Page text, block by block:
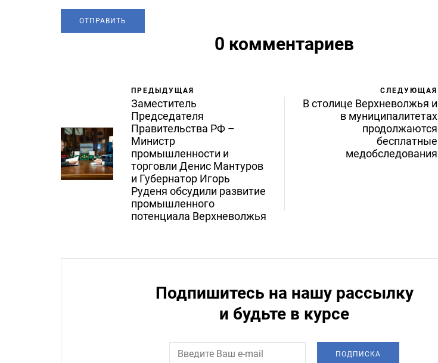
0 комментариев
ПРЕДЫДУЩАЯ
Заместитель
Председателя
Правительства РФ –
Министр
промышленности и
торговли Денис Мантуров
и Губернатор Игорь
Руденя обсудили развитие
промышленного
потенциала Верхневолжья
СЛЕДУЮЩАЯ
В столице Верхневолжья и
в муниципалитетах
продолжаются
бесплатные
медобследования
Подпишитесь на нашу рассылку
и будьте в курсе
ПОДПИСКА